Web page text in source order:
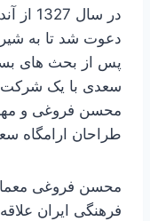
در
دعوت شد تا به
سعدی با یک شرکت
محسن فروغی و
طراحان ارامگاه
محسن فروغی
فرهنگی ایران